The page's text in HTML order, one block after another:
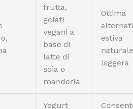
frutta,
gelati
vegani a
base di
latte di
soia o
mandorla
Ottima
estiva
leggera
Yogurt